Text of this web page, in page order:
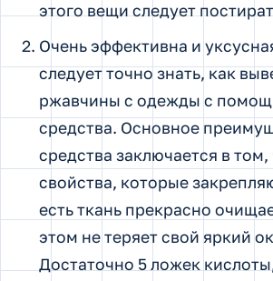
этого вещи следует
Очень эффективна и
следует точно знать, как
ржавчины с одежды с
средства. Основное
средства заключается в
свойства, которые
есть ткань прекрасно
этом не теряет свой яркий
Достаточно 5 ложек